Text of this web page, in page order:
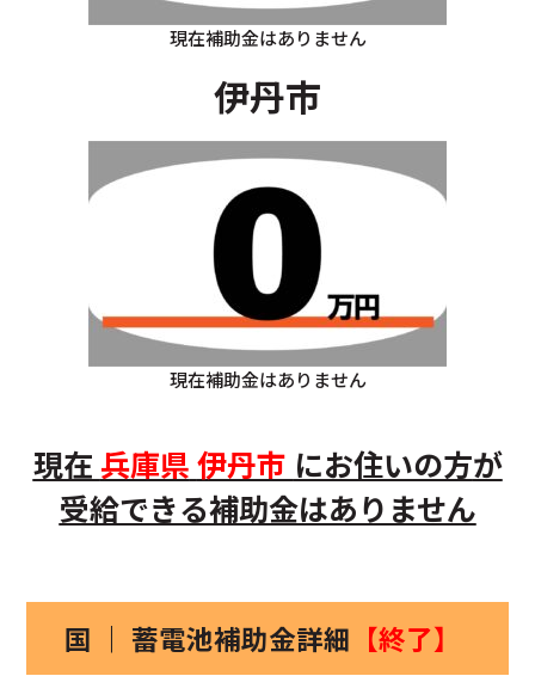
現在補助金はありません
伊丹市
現在補助金はありません
現在 兵庫県伊丹市 にお住いの方が
受給できる補助金はありません
国 ｜ 蓄電池補助金詳細 【終了】